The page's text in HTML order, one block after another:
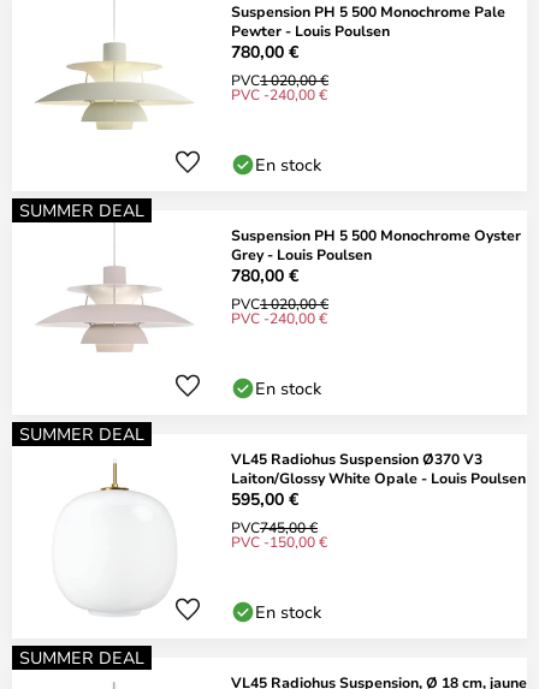
Suspension PH 5 500 Monochrome Pale
Pewter - Louis Poulsen
780,00 €
PVC1 020,00 €
PVC -240,00 €
En stock
SUMMER DEAL
Suspension PH 5 500 Monochrome Oyster
Grey - Louis Poulsen
780,00 €
PVC1 020,00 €
PVC -240,00 €
En stock
SUMMER DEAL
VL45 Radiohus Suspension Ø370 V3
Laiton/Glossy White Opale - Louis Poulsen
595,00 €
PVC745,00 €
PVC -150,00 €
En stock
SUMMER DEAL
VL45 Radiohus Suspension, Ø 18 cm, jaune